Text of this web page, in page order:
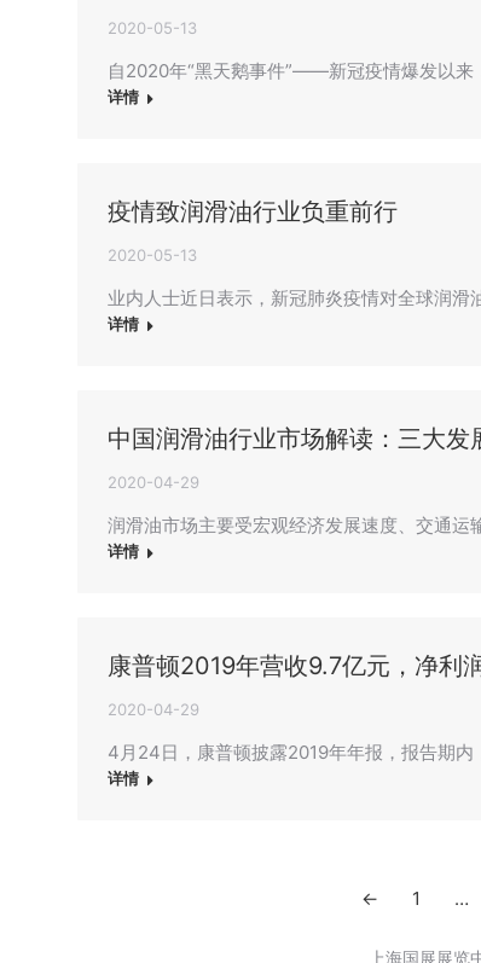
2020-05-13
自2020年“黑天鹅事件”——新冠疫情爆发以来
详情
疫情致润滑油行业负重前行
2020-05-13
业内人士近日表示，新冠肺炎疫情对全球润
详情
中国润滑油行业市场解读：三大发
2020-04-29
润滑油市场主要受宏观经济发展速度、交通
详情
康普顿2019年营收9.7亿元，净利
2020-04-29
4月24日，康普顿披露2019年年报，报告期
详情
← 1 …
上海国展展览